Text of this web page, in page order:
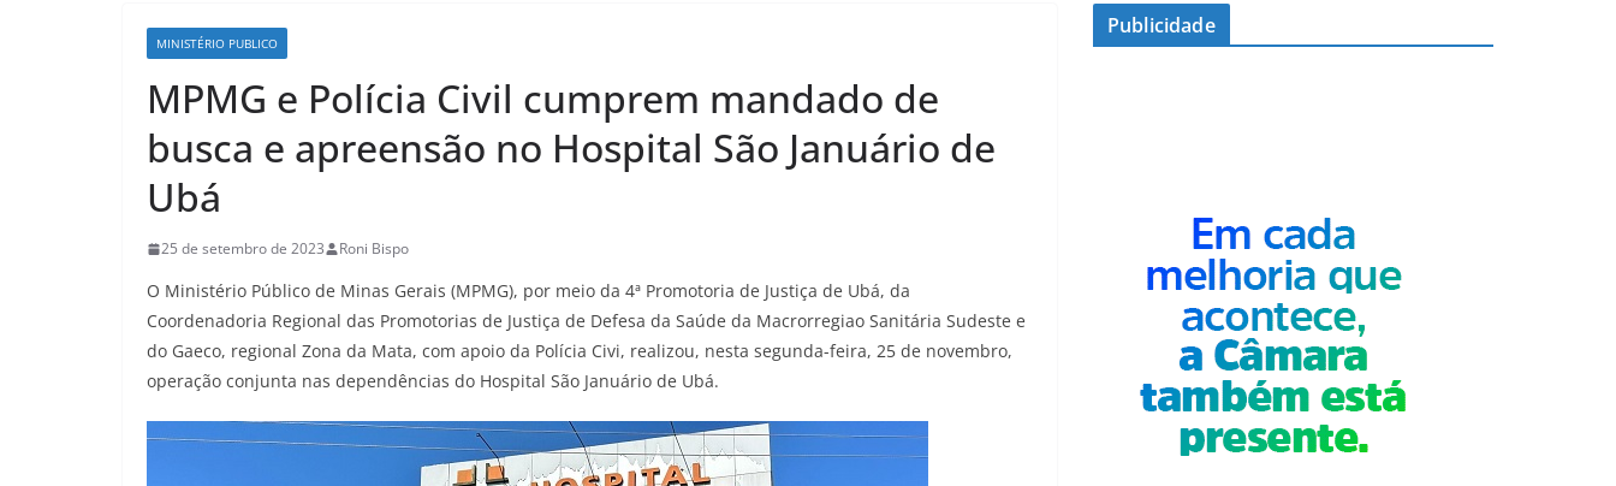
MINISTÉRIO PUBLICO
MPMG e Polícia Civil cumprem mandado de
busca e apreensão no Hospital São Januário de
Ubá
25 de setembro de 2023 Roni Bispo
O Ministério Público de Minas Gerais (MPMG), por meio da 4ª Promotoria de Justiça de Ubá, da
Coordenadoria Regional das Promotorias de Justiça de Defesa da Saúde da Macrorregiao Sanitária Sudeste e
do Gaeco, regional Zona da Mata, com apoio da Polícia Civi, realizou, nesta segunda-feira, 25 de novembro,
operação conjunta nas dependências do Hospital São Januário de Ubá.
Publicidade